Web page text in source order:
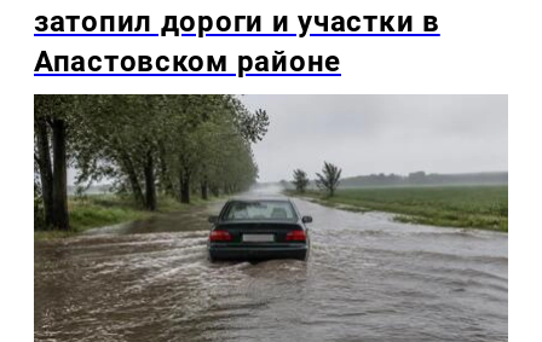
затопил дороги и участки в
Апастовском районе